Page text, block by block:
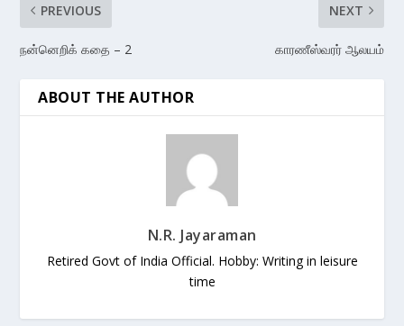
PREVIOUS
நன்னெறிக் கதை – 2
NEXT
காரணீஸ்வரர் ஆலயம்
ABOUT THE AUTHOR
N.R. Jayaraman
Retired Govt of India Official. Hobby: Writing in leisure
time